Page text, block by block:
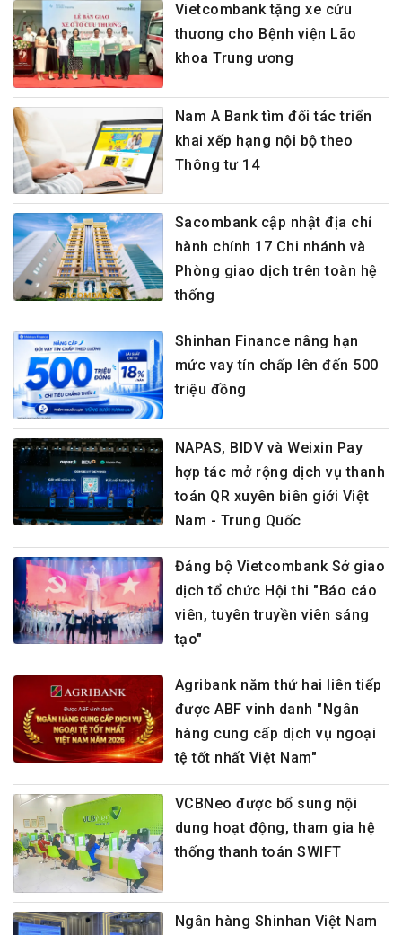
Vietcombank tặng xe cứu
thương cho Bệnh viện Lão
khoa Trung ương
Nam A Bank tìm đối tác triển
khai xếp hạng nội bộ theo
Thông tư 14
Sacombank cập nhật địa chỉ
hành chính 17 Chi nhánh và
Phòng giao dịch trên toàn hệ
thống
Shinhan Finance nâng hạn
mức vay tín chấp lên đến 500
triệu đồng
NAPAS, BIDV và Weixin Pay
hợp tác mở rộng dịch vụ thanh
toán QR xuyên biên giới Việt
Nam - Trung Quốc
Đảng bộ Vietcombank Sở giao
dịch tổ chức Hội thi "Báo cáo
viên, tuyên truyền viên sáng
tạo"
Agribank năm thứ hai liên tiếp
được ABF vinh danh "Ngân
hàng cung cấp dịch vụ ngoại
tệ tốt nhất Việt Nam"
VCBNeo được bổ sung nội
dung hoạt động, tham gia hệ
thống thanh toán SWIFT
Ngân hàng Shinhan Việt Nam